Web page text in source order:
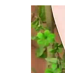
Veelgestelde